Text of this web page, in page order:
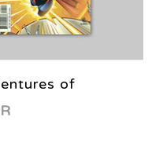
of
592 2001